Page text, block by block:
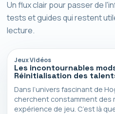
Un flux clair pour passer de
tests et guides qui restent
lecture.
Jeux Vidéos
Les incontournables
Réinitialisation des
Dans l’univers fascinant de
cherchent constamment des
expérience de jeu. C’est là